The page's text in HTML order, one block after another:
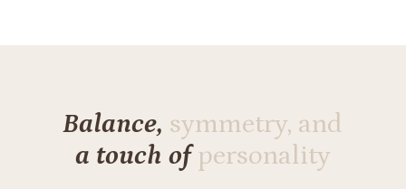
Balance, symmetry, and
a touch ofpersonality